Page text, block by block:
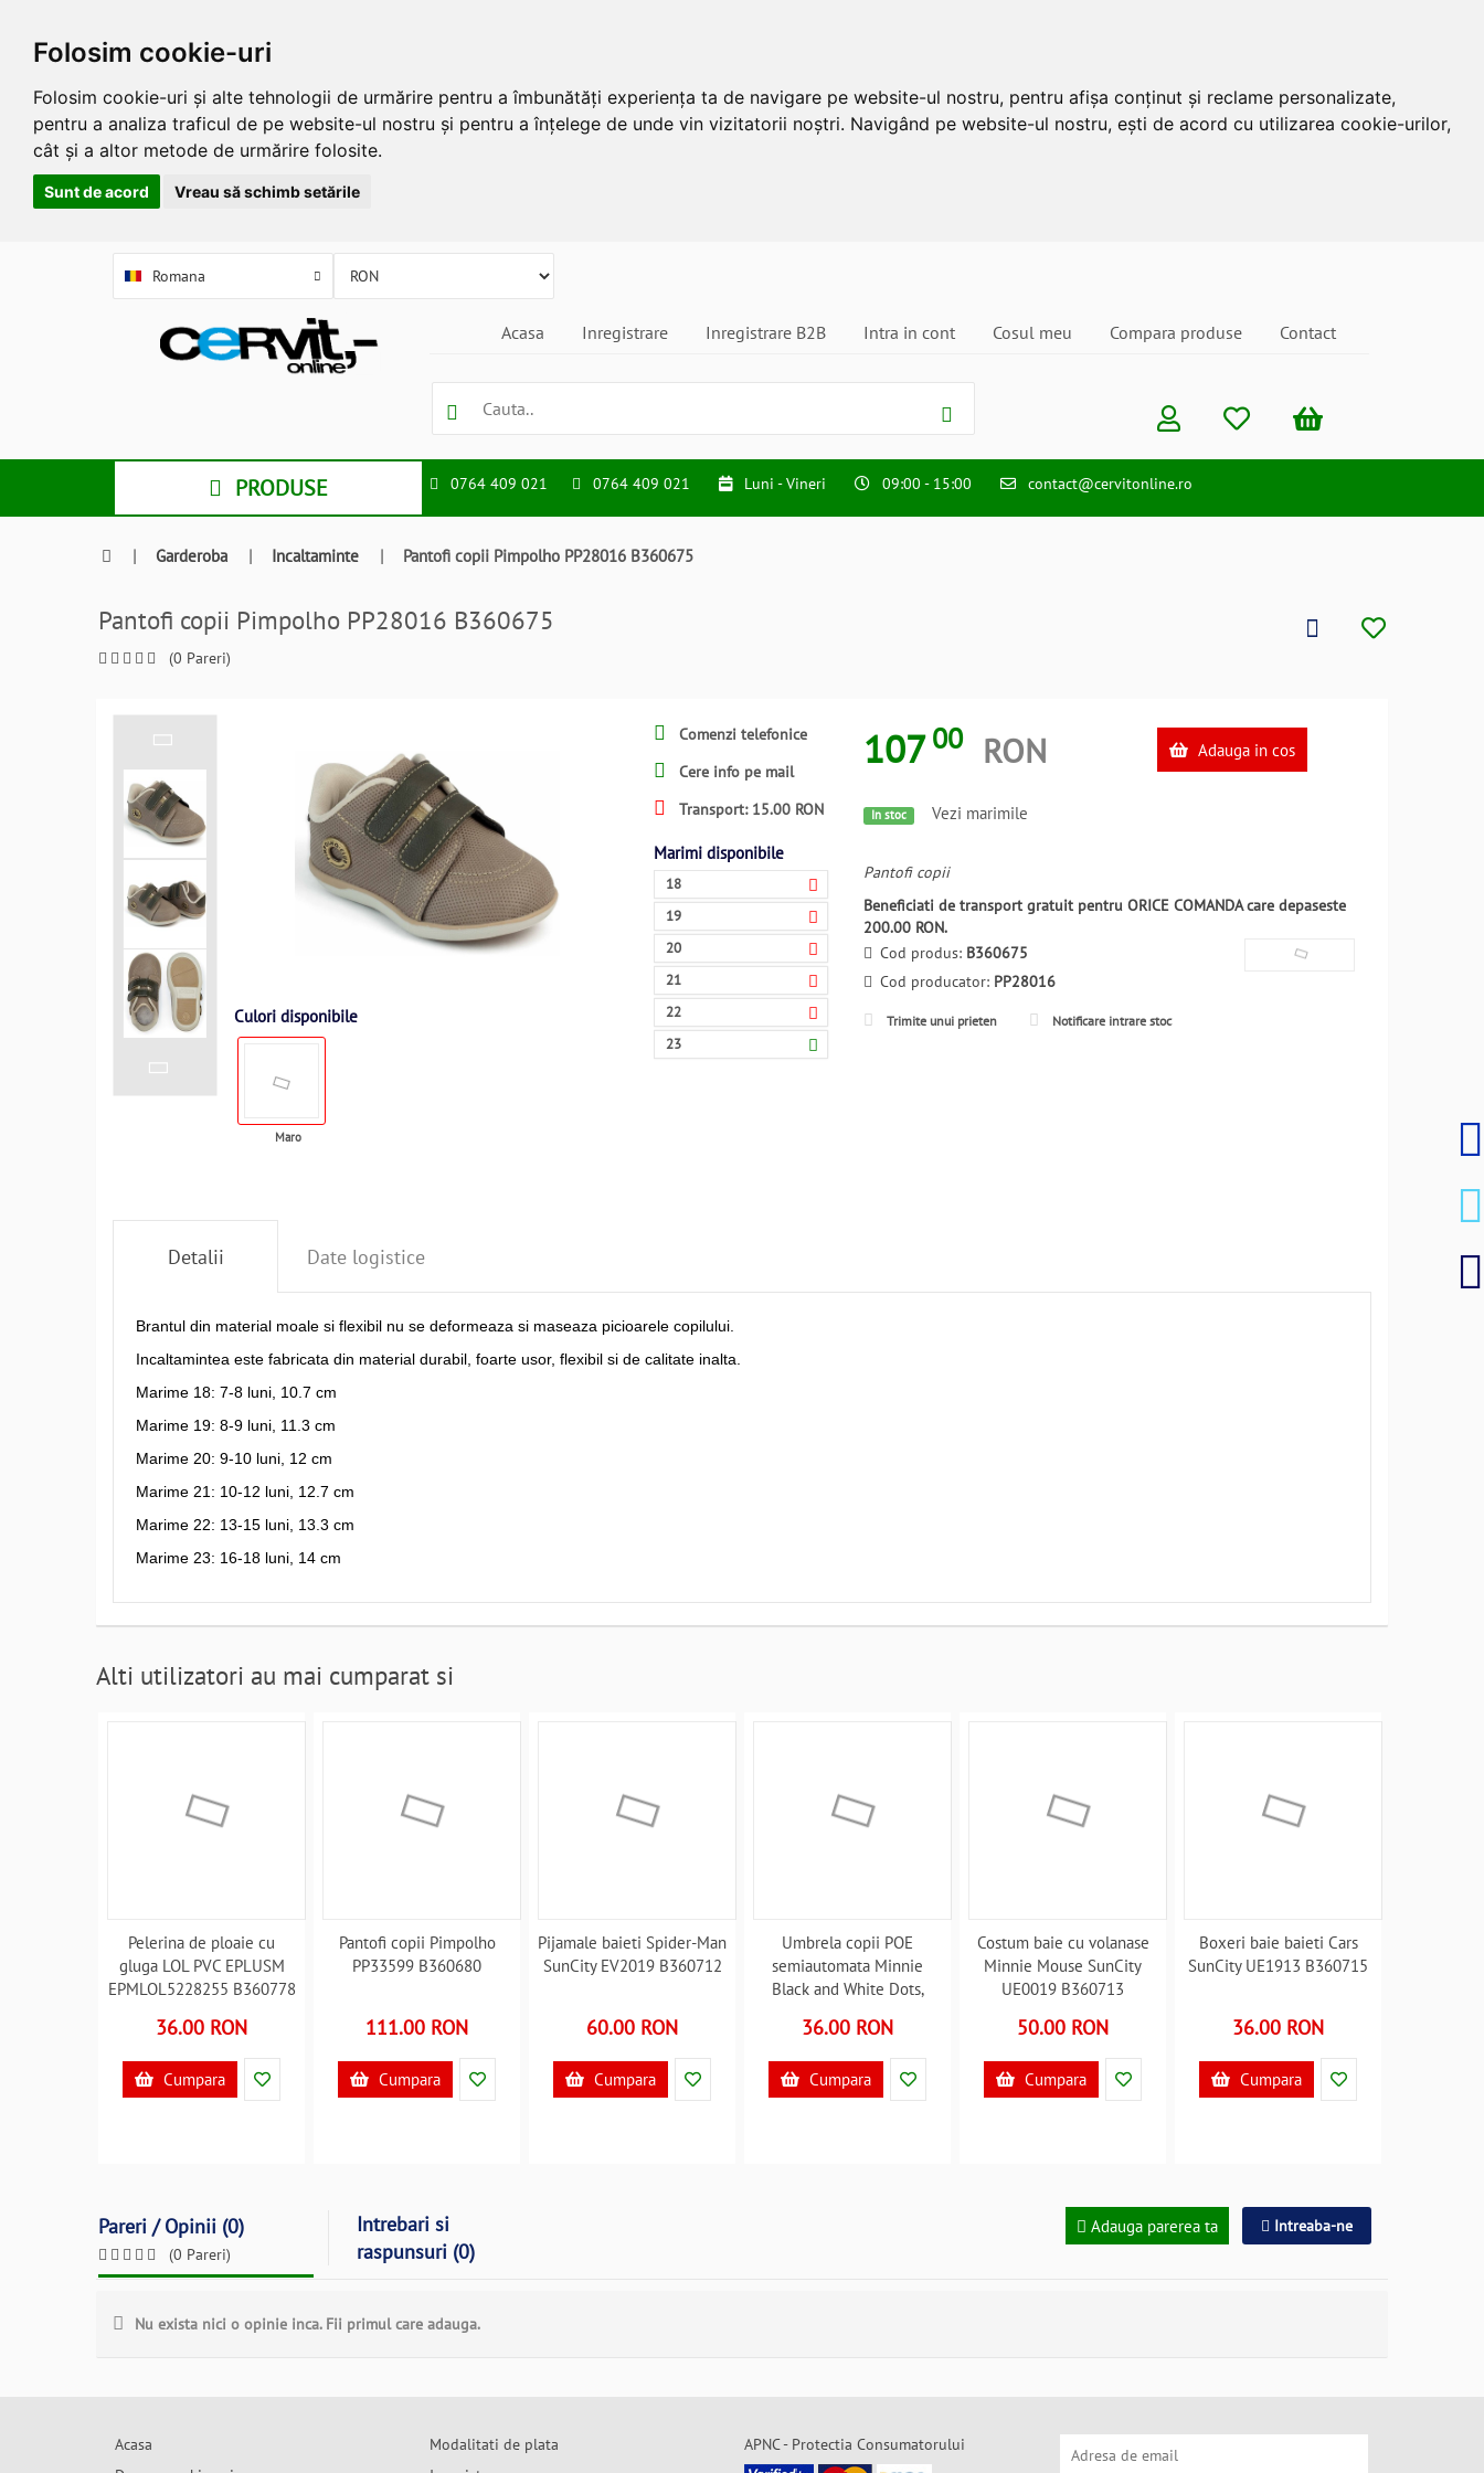
Folosim cookie-uri
Folosim cookie-uri și alte tehnologii de urmărire pentru a îmbunătăți experiența ta de navigare pe website-ul nostru, pentru afișa conținut și reclame personalizate,
pentru a analiza traficul de pe website-ul nostru și pentru a înțelege de unde vin vizitatorii noștri. Navigând pe website-ul nostru, ești de acord cu utilizarea cookie-urilor,
cât și a altor metode de urmărire folosite.
Sunt de acord Vreau să schimb setările
Romana
Acasa Inregistrare Inregistrare B2B Intra in cont Cosul meu Compara produse Contact
PRODUSE 0764 409 021 0764 409 021 Luni - Vineri 09:00 - 15:00 contact@cervitonline.ro
| Garderoba | Incaltaminte | Pantofi copii Pimpolho PP28016 B360675
Pantofi copii Pimpolho PP28016 B360675
(0 Pareri)
Culori disponibile
Maro
Comenzi telefonice
Cere info pe mail
Transport: 15.00 RON
Marimi disponibile
18
19
20
21
22
23
10700 RON Adauga in cos
In stoc Vezi marimile
Pantofi copii
Beneficiati de transport gratuit pentru ORICE COMANDA care depaseste
200.00 RON.
Cod produs: B360675
Cod producator: PP28016
Trimite unui prieten Notificare intrare stoc
Detalii Date logistice
Brantul din material moale si flexibil nu se deformeaza si maseaza picioarele copilului.
Incaltamintea este fabricata din material durabil, foarte usor, flexibil si de calitate inalta.
Marime 18: 7-8 luni, 10.7 cm
Marime 19: 8-9 luni, 11.3 cm
Marime 20: 9-10 luni, 12 cm
Marime 21: 10-12 luni, 12.7 cm
Marime 22: 13-15 luni, 13.3 cm
Marime 23: 16-18 luni, 14 cm
Alti utilizatori au mai cumparat si
Pelerina de ploaie cu
gluga LOL PVC EPLUSM
EPMLOL5228255 B360778
36.00 RON
Cumpara
Pantofi copii Pimpolho
PP33599 B360680
111.00 RON
Cumpara
Pijamale baieti Spider-Man
SunCity EV2019 B360712
60.00 RON
Cumpara
Umbrela copii POE
semiautomata Minnie
Black and White Dots,
EPMDISMF52509037W
B360767
36.00 RON
Cumpara
Costum baie cu volanase
Minnie Mouse SunCity
UE0019 B360713
50.00 RON
Cumpara
Boxeri baie baieti Cars
SunCity UE1913 B360715
36.00 RON
Cumpara
Pareri / Opinii (0)
(0 Pareri)
Intrebari si
raspunsuri (0)
Adauga parerea ta Intreaba-ne
Nu exista nici o opinie inca. Fii primul care adauga.
Acasa
Modalitati de plata
APNC - Protectia Consumatorului